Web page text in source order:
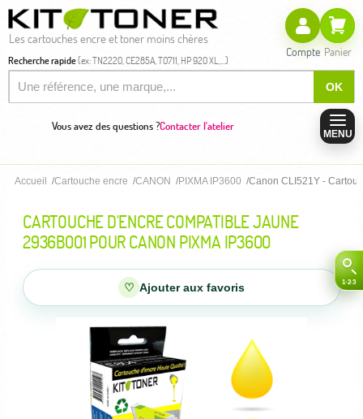
Les cartouches encre et toner moins chères
Recherche rapide(ex: TN2220, CE285A, T0711, HP 920 XL,...)
OK
Compte Panier
Vous avez des questions ?Contacter l'atelier
MENU
Accueil Cartouche encre CANON PIXMA IP3600 Canon CLI521Y -
CARTOUCHE D'ENCRE COMPATIBLE JAUNE
2936B001 POUR CANON PIXMA IP3600
♡ Ajouter aux favoris